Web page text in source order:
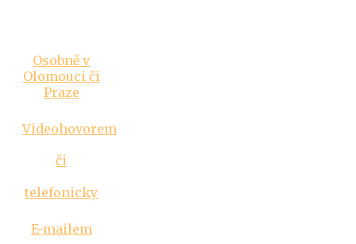
Osobně v
Olomouci či
Praze
Videohovorem
či
telefonicky
E-mailem